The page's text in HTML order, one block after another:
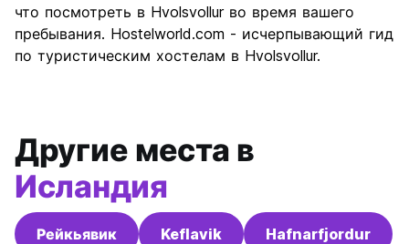
что посмотреть в Hvolsvollur во время вашего
пребывания. Hostelworld.com - исчерпывающий гид
по туристическим хостелам в Hvolsvollur.
Другие места в
Исландия
Рейкьявик Keflavik Hafnarfjordur